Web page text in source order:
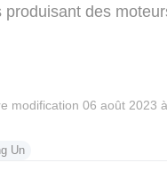
des
modification 06 août 2023
Un